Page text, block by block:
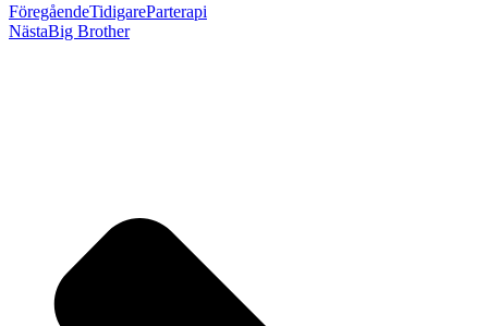
FöregåendeTidigareParterapi
NästaBig Brother